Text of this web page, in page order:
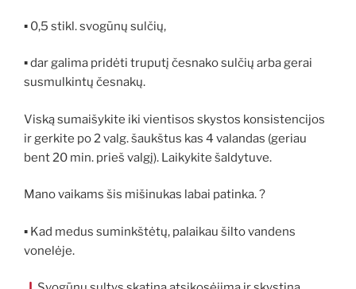
▪ 0,5 stikl. svogūnų sulčių,
▪ dar galima pridėti truputį česnako sulčių arba gerai
susmulkintų česnakų.
Viską sumaišykite iki vientisos skystos konsistencijos
ir gerkite po 2 valg. šaukštus kas 4 valandas (geriau
bent 20 min. prieš valgį). Laikykite šaldytuve.
Mano vaikams šis mišinukas labai patinka. ?
▪ Kad medus suminkštėtų, palaikau šilto vandens
vonelėje.